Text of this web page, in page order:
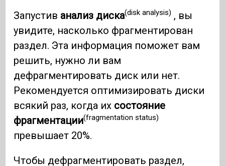
Запустив анализ диска(disk analysis) , вы
увидите, насколько фрагментирован
раздел. Эта информация поможет вам
решить, нужно ли вам
дефрагментировать диск или нет.
Рекомендуется оптимизировать диски
всякий раз, когда их состояние
фрагментации(fragmentation status)
превышает 20%.
Чтобы дефрагментировать раздел,